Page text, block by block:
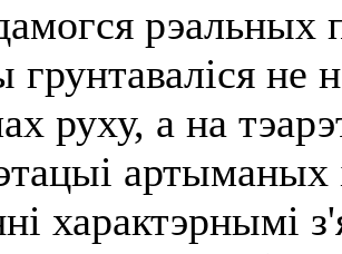
рэальных
не
руху, а на
характэрнымі